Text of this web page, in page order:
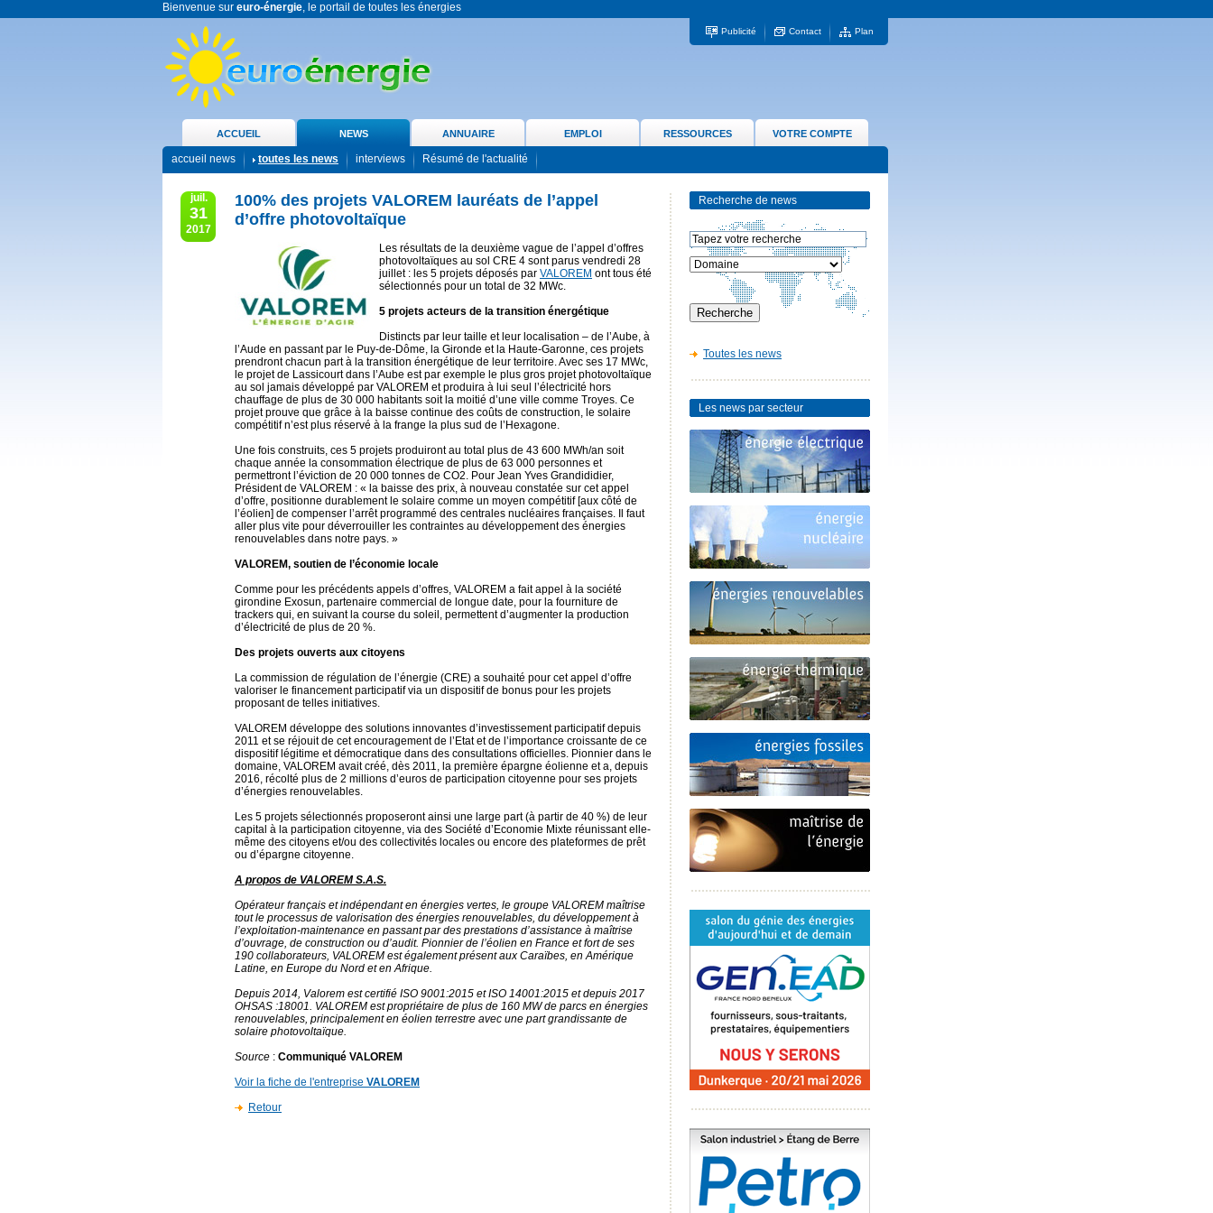
Bienvenue sur euro-énergie, le portail de toutes les énergies
Publicité Contact Plan
ACCUEIL NEWS ANNUAIRE EMPLOI RESSOURCES VOTRE COMPTE
accueil news toutes les news interviews Résumé de l'actualité
juil.
31
2017
100% des projets VALOREM lauréats de l’appel
d’offre photovoltaïque
Les résultats de la deuxième vague de l’appel d’offres
photovoltaïques au sol CRE 4 sont parus vendredi 28
juillet : les 5 projets déposés par VALOREM ont tous été
sélectionnés pour un total de 32 MWc.
5 projets acteurs de la transition énergétique
Distincts par leur taille et leur localisation – de l’Aube, à
l’Aude en passant par le Puy-de-Dôme, la Gironde et la Haute-Garonne, ces projets
prendront chacun part à la transition énergétique de leur territoire. Avec ses 17 MWc,
le projet de Lassicourt dans l’Aube est par exemple le plus gros projet photovoltaïque
au sol jamais développé par VALOREM et produira à lui seul l’électricité hors
chauffage de plus de 30 000 habitants soit la moitié d’une ville comme Troyes. Ce
projet prouve que grâce à la baisse continue des coûts de construction, le solaire
compétitif n’est plus réservé à la frange la plus sud de l’Hexagone.
Une fois construits, ces 5 projets produiront au total plus de 43 600 MWh/an soit
chaque année la consommation électrique de plus de 63 000 personnes et
permettront l’éviction de 20 000 tonnes de CO2. Pour Jean Yves Grandididier,
Président de VALOREM : « la baisse des prix, à nouveau constatée sur cet appel
d’offre, positionne durablement le solaire comme un moyen compétitif [aux côté de
l’éolien] de compenser l’arrêt programmé des centrales nucléaires françaises. Il faut
aller plus vite pour déverrouiller les contraintes au développement des énergies
renouvelables dans notre pays. »
VALOREM, soutien de l’économie locale
Comme pour les précédents appels d’offres, VALOREM a fait appel à la société
girondine Exosun, partenaire commercial de longue date, pour la fourniture de
trackers qui, en suivant la course du soleil, permettent d’augmenter la production
d’électricité de plus de 20 %.
Des projets ouverts aux citoyens
La commission de régulation de l’énergie (CRE) a souhaité pour cet appel d’offre
valoriser le financement participatif via un dispositif de bonus pour les projets
proposant de telles initiatives.
VALOREM développe des solutions innovantes d’investissement participatif depuis
2011 et se réjouit de cet encouragement de l’Etat et de l’importance croissante de ce
dispositif légitime et démocratique dans des consultations officielles. Pionnier dans le
domaine, VALOREM avait créé, dès 2011, la première épargne éolienne et a, depuis
2016, récolté plus de 2 millions d’euros de participation citoyenne pour ses projets
d’énergies renouvelables.
Les 5 projets sélectionnés proposeront ainsi une large part (à partir de 40 %) de leur
capital à la participation citoyenne, via des Société d’Economie Mixte réunissant elle-
même des citoyens et/ou des collectivités locales ou encore des plateformes de prêt
ou d’épargne citoyenne.
A propos de VALOREM S.A.S.
Opérateur français et indépendant en énergies vertes, le groupe VALOREM maîtrise
tout le processus de valorisation des énergies renouvelables, du développement à
l’exploitation-maintenance en passant par des prestations d’assistance à maîtrise
d’ouvrage, de construction ou d’audit. Pionnier de l’éolien en France et fort de ses
190 collaborateurs, VALOREM est également présent aux Caraïbes, en Amérique
Latine, en Europe du Nord et en Afrique.
Depuis 2014, Valorem est certifié ISO 9001:2015 et ISO 14001:2015 et depuis 2017
OHSAS :18001. VALOREM est propriétaire de plus de 160 MW de parcs en énergies
renouvelables, principalement en éolien terrestre avec une part grandissante de
solaire photovoltaïque.
Source : Communiqué VALOREM
Voir la fiche de l'entreprise VALOREM
Retour
Recherche de news
Toutes les news
Les news par secteur